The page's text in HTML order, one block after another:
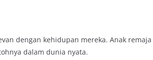
dengan kehidupan mereka. Anak remaja
dalam dunia nyata.